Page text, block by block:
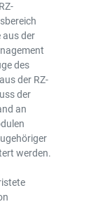
aus der
des
der RZ-
der
an
werden.